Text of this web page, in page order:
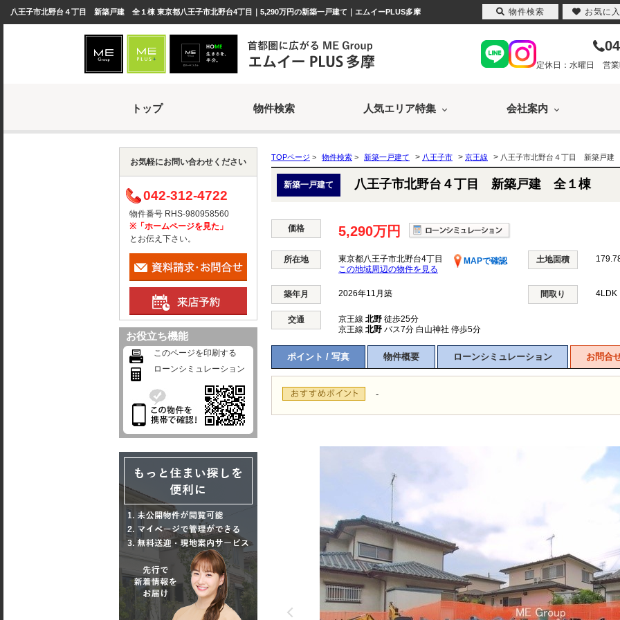
八王子市北野台４丁目 新築戸建 全１棟 東京都八王子市北野台4丁目｜5,290万円の新築一戸建て｜エムイーPLUS多摩
定休日：水曜日 営
トップ 物件検索 人気エリア特集 会社案内
TOPページ > 物件検索 > 新築一戸建て > 八王子市 > 京王線 > 八王子市北野台４丁目 新築戸建
新築一戸建て 八王子市北野台４丁目 新築戸建 全１棟
価格 5,290万円
所在地 東京都八王子市北野台4丁目
MAPで確認
この地域周辺の物件を見る
土地面積
築年月 2026年11月築 間取り
交通 京王線 北野 徒歩25分
京王線 北野 バス7分 白山神社 停歩5分
ポイント / 写真 物件概要 ローンシミュレーション お問合
-
お気軽にお問い合わせください
042-312-4722
物件番号 RHS-980958560
※「ホームページを見た」
とお伝え下さい。
お役立ち機能
このページを印刷する
ローンシミュレーション
物件検索 お気に